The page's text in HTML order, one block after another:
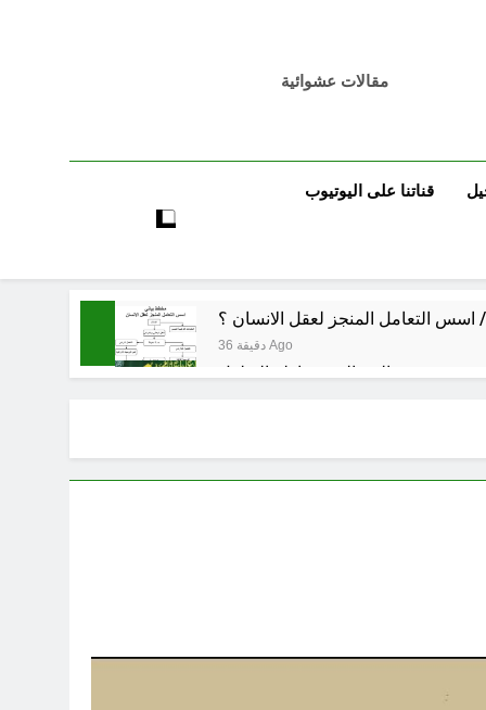
مقالات عشوائية
قناتنا على اليوتيوب
اسس التعامل المنجز لعقل الانسان ؟
36 دقيقة Ago
بين قدسية الرسالة ومخاطر التطفل
لمنصب وزير الثقافة أو الخارجية
السياسي لأزمة الكهرباء في العراق